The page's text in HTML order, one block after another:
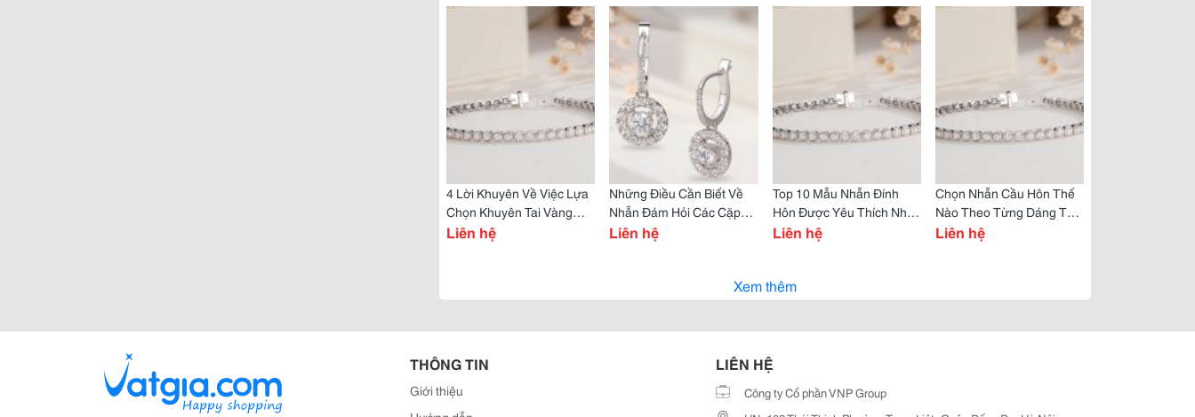
4 Lời Khuyên Về Việc Lựa
Chọn Khuyên Tai Vàng
Cho Phái Đẹp
Liên hệ
Những Điều Cần Biết Về
Nhẫn Đám Hỏi Các Cặp
Đôi Cần Biết
Liên hệ
Top 10 Mẫu Nhẫn Đính
Hôn Được Yêu Thích Nhất
Năm 2023
Liên hệ
Chọn Nhẫn Cầu Hôn Thế
Nào Theo Từng Dáng Tay
Nàng?
Liên hệ
Xem thêm
THÔNG TIN
Giới thiệu
LIÊN HỆ
Công ty Cổ phần VNP Group